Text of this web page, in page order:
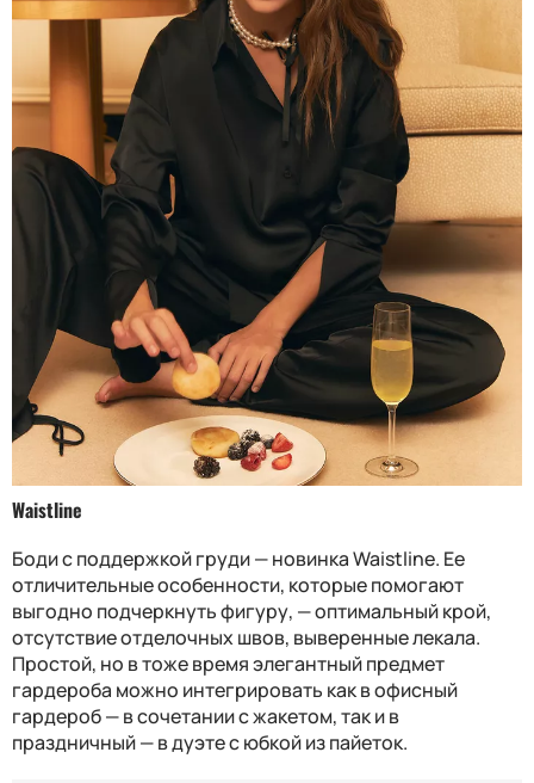
Waistline
Боди с поддержкой груди — новинка Waistline. Ее
отличительные особенности, которые помогают
выгодно подчеркнуть фигуру, — оптимальный крой,
отсутствие отделочных швов, выверенные лекала.
Простой, но в тоже время элегантный предмет
гардероба можно интегрировать как в офисный
гардероб — в сочетании с жакетом, так и в
праздничный — в дуэте с юбкой из пайеток.